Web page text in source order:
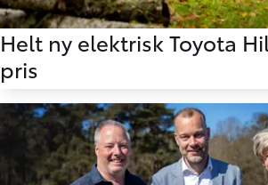
Helt ny elektrisk Toyota
pris